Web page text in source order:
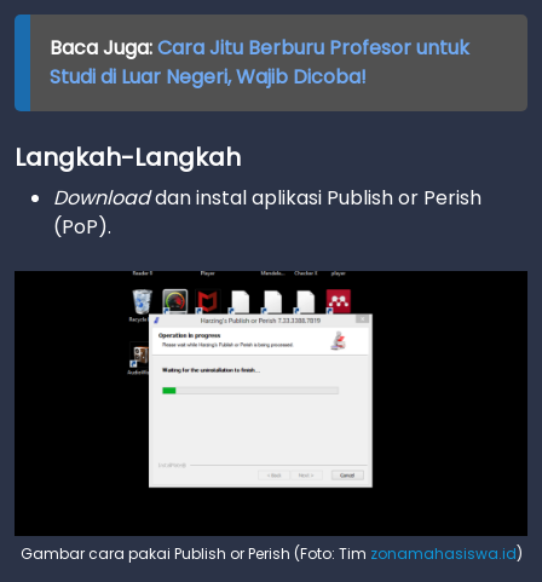
Baca Juga:Cara Jitu Berburu Profesor untuk
Studi di Luar Negeri, Wajib Dicoba!
Langkah-Langkah
Downloaddan instal aplikasi Publish or Perish
(PoP).
Gambar cara pakai Publish or Perish (Foto: Tim zonamahasiswa.id)